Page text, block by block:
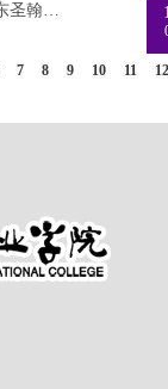
济阳区文旅局一行到访山东圣翰财贸职业学院交流
7 8 9 10 11 12